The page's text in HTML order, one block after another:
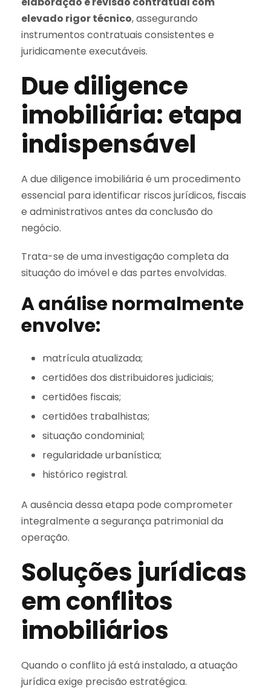
elevado rigor técnico, assegurando
instrumentos contratuais consistentes e
juridicamente executáveis.
Due diligence
imobiliária: etapa
indispensável
A due diligence imobiliária é um procedimento
essencial para identificar riscos jurídicos, fiscais
e administrativos antes da conclusão do
negócio.
Trata-se de uma investigação completa da
situação do imóvel e das partes envolvidas.
A análise normalmente
envolve:
matrícula atualizada;
certidões dos distribuidores judiciais;
certidões fiscais;
certidões trabalhistas;
situação condominial;
regularidade urbanística;
histórico registral.
A ausência dessa etapa pode comprometer
integralmente a segurança patrimonial da
operação.
Soluções jurídicas
em conflitos
imobiliários
Quando o conflito já está instalado, a atuação
jurídica exige precisão estratégica.